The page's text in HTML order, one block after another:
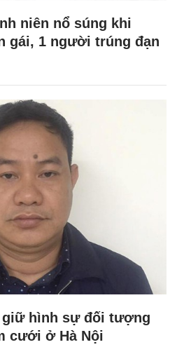
niên nổ súng khi
gái, 1 người trúng đạn
hình sự đối tượng
cưới ở Hà Nội